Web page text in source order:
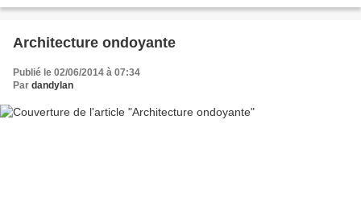
Architecture ondoyante
Publié le 02/06/2014 à 07:34
Par dandylan